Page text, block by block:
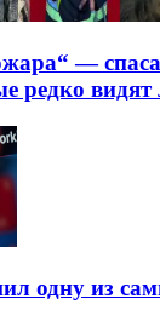
—
редко
одну из